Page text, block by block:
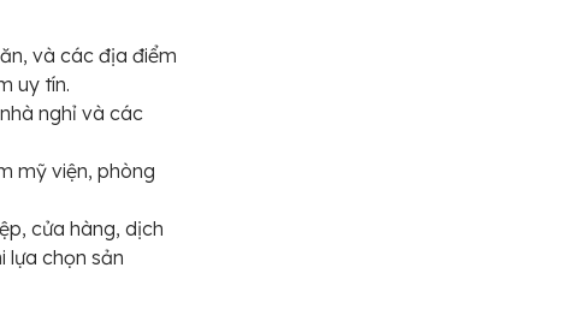
và các địa điểm
uy tín.
nghỉ và các
mỹ viện, phòng
cửa hàng, dịch
lựa chọn sản